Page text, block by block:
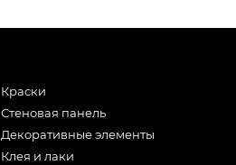
Краски
Стеновая панель
Декоративные элементы
Клея и лаки